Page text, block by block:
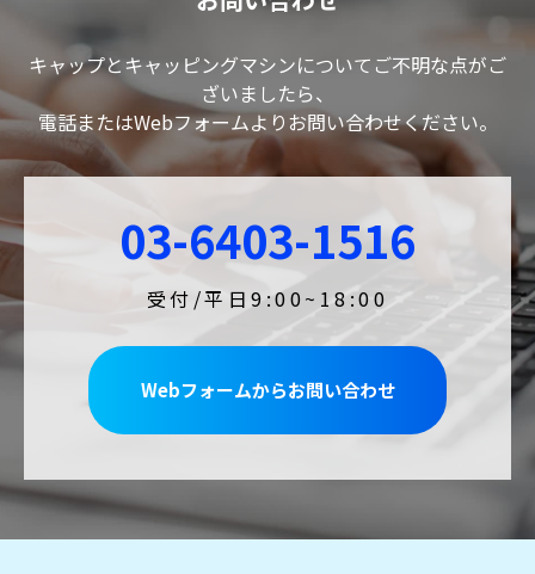
キャップとキャッピングマシンについてご不明な点がご
ざいましたら、
電話またはWebフォームよりお問い合わせください。
03-6403-1516
受付/平日9:00~18:00
Webフォームからお問い合わせ